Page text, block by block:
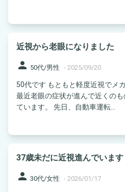
近視から老眼になりました
person 50代/男性 - 2025/09/20
50代です もともと軽度近視でメ
最近老眼の症状が進んで近くの
ています。 先日、自動車運転...
37歳未だに近視進んでいます
person 30代/女性 - 2026/01/17